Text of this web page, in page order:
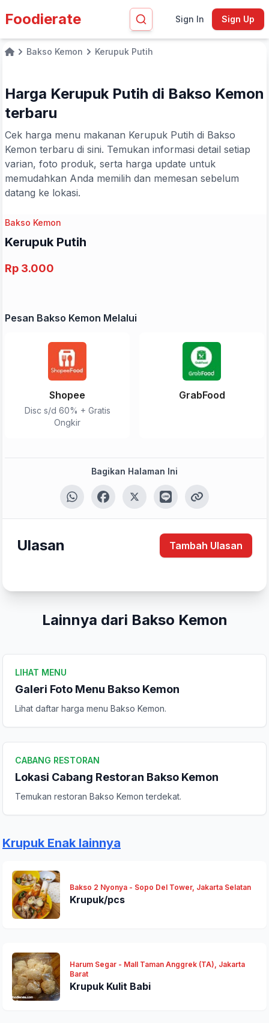
Foodierate Sign In Sign Up
HomeBakso Kemon Kerupuk Putih
Harga Kerupuk Putih di Bakso Kemon
terbaru
Cek harga menu makanan Kerupuk Putih di Bakso
Kemon terbaru di sini. Temukan informasi detail setiap
varian, foto produk, serta harga update untuk
memudahkan Anda memilih dan memesan sebelum
datang ke lokasi.
Bakso Kemon
Kerupuk Putih
Rp 3.000
Pesan Bakso Kemon Melalui
Shopee
Disc s/d 60% + Gratis
Ongkir
GrabFood
Bagikan Halaman Ini
Ulasan Tambah Ulasan
Lainnya dari Bakso Kemon
LIHAT MENU
Galeri Foto Menu Bakso Kemon
Lihat daftar harga menu Bakso Kemon.
CABANG RESTORAN
Lokasi Cabang Restoran Bakso Kemon
Temukan restoran Bakso Kemon terdekat.
Krupuk Enak lainnya
Bakso 2 Nyonya - Sopo Del Tower, Jakarta Selatan
Krupuk/pcs
Harum Segar - Mall Taman Anggrek (TA), Jakarta
Barat
Krupuk Kulit Babi
Tulis Ulasan
Komentar Anda
Kirim Ulasan